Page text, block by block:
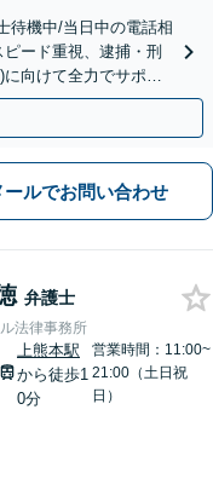
待機中/当日中の電話相
ード重視、逮捕・刑
向けて全力でサポー
ールでお問い合わせ
弁護士
法律事務所
上熊本駅
から徒歩1
0分
営業時間：11:00~
21:00（土日祝
日）